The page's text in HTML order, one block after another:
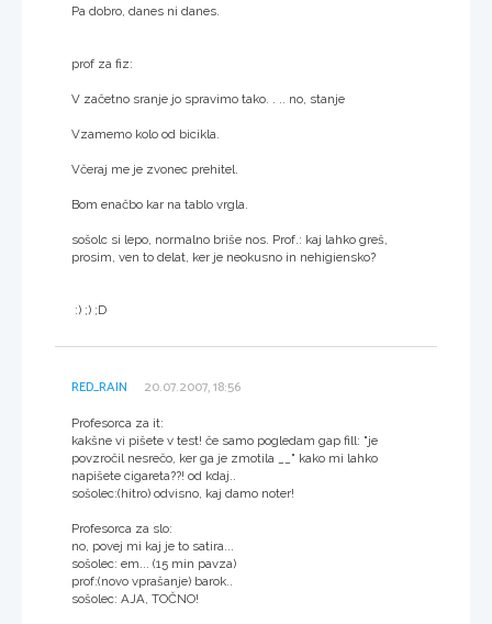
Pa dobro, danes ni danes.
prof za fiz:
V začetno sranje jo spravimo tako. . .. no, stanje
Vzamemo kolo od bicikla.
Včeraj me je zvonec prehitel.
Bom enačbo kar na tablo vrgla.
sošolc si lepo, normalno briše nos. Prof.: kaj lahko greš,
prosim, ven to delat, ker je neokusno in nehigiensko?
:) ;) ;D
RED_RAIN 20.07.2007, 18:56
Profesorca za it:
kakšne vi pišete v test! če samo pogledam gap fill: "je
povzročil nesrečo, ker ga je zmotila __" kako mi lahko
napišete cigareta??! od kdaj..
sošolec:(hitro) odvisno, kaj damo noter!
Profesorca za slo:
no, povej mi kaj je to satira...
sošolec: em... (15 min pavza)
prof:(novo vprašanje) barok..
sošolec: AJA, TOČNO!